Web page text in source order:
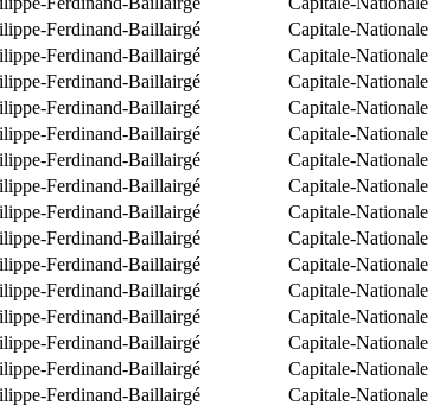
Ferdinand-Baillairgé Capitale-Nationale
Ferdinand-Baillairgé Capitale-Nationale
Ferdinand-Baillairgé Capitale-Nationale
Ferdinand-Baillairgé Capitale-Nationale
Ferdinand-Baillairgé Capitale-Nationale
Ferdinand-Baillairgé Capitale-Nationale
Ferdinand-Baillairgé Capitale-Nationale
Ferdinand-Baillairgé Capitale-Nationale
Ferdinand-Baillairgé Capitale-Nationale
Ferdinand-Baillairgé Capitale-Nationale
Ferdinand-Baillairgé Capitale-Nationale
Ferdinand-Baillairgé Capitale-Nationale
Ferdinand-Baillairgé Capitale-Nationale
Ferdinand-Baillairgé Capitale-Nationale
Ferdinand-Baillairgé Capitale-Nationale